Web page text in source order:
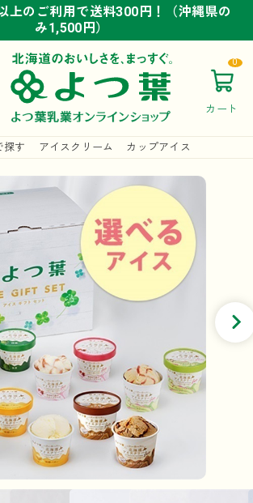
上のご利用で送料300円！（沖縄県の
み1,500円）
上のご利用で送料300円！（沖縄県の
み1,500円）
上のご利用で送料300円！（沖縄県の
み1,500円）
カート
0
探す アイスクリーム カップアイス